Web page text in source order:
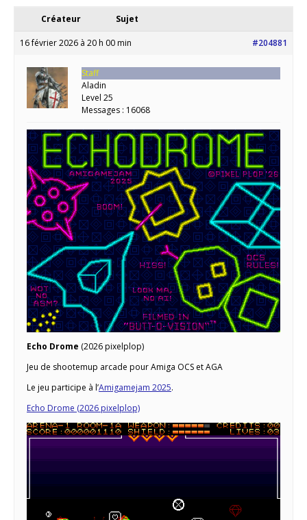
Créateur Sujet
16 février 2026 à 20 h 00 min #204881
Staff
Aladin
Level 25
Messages : 16068
Echo Drome (2026 pixelplop)
Jeu de shootemup arcade pour Amiga OCS et AGA
Le jeu participe à l’Amigamejam 2025.
Echo Drome (2026 pixelplop)